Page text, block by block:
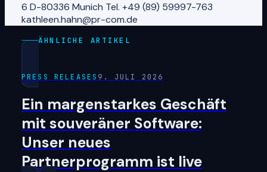
6 D-80336 Munich Tel. +49 (89) 59997-763
kathleen.hahn@pr-com.de
ÄHNLICHE ARTIKEL
PRESS RELEASES 9. JULI 2026
Ein margenstarkes Geschäft
mit souveräner Software:
Unser neues
Partnerprogramm ist live